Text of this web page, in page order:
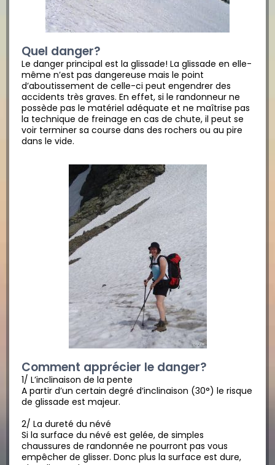
Quel danger?
Le danger principal est la glissade! La glissade en elle-
même n’est pas dangereuse mais le point
d’aboutissement de celle-ci peut engendrer des
accidents très graves. En effet, si le randonneur ne
possède pas le matériel adéquate et ne maîtrise pas
la technique de freinage en cas de chute, il peut se
voir terminer sa course dans des rochers ou au pire
dans le vide.
Comment apprécier le danger?
1/ L’inclinaison de la pente
A partir d’un certain degré d’inclinaison (30°) le risque
de glissade est majeur.
2/ La dureté du névé
Si la surface du névé est gelée, de simples
chaussures de randonnée ne pourront pas vous
empêcher de glisser. Donc plus la surface est dure,